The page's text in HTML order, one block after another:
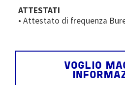
ATTESTATI
• Attestato di frequenza
VOGLIO